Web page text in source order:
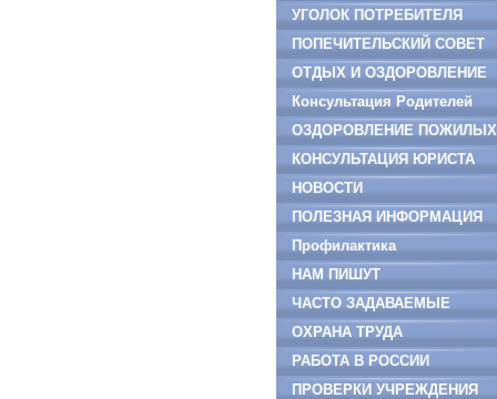
отделение
УГОЛОК ПОТРЕБИТЕЛЯ
ПОПЕЧИТЕЛЬСКИЙ СОВЕТ
ОТДЫХ И ОЗДОРОВЛЕНИЕ
ДЕТЕЙ
Консультация Родителей
ОЗДОРОВЛЕНИЕ ПОЖИЛЫХ
ГРАЖДАН
КОНСУЛЬТАЦИЯ ЮРИСТА
НОВОСТИ
ПОЛЕЗНАЯ ИНФОРМАЦИЯ
Профилактика
мошенничества
НАМ ПИШУТ
ЧАСТО ЗАДАВАЕМЫЕ
ВОПРОСЫ
ОХРАНА ТРУДА
РАБОТА В РОССИИ
ПРОВЕРКИ УЧРЕЖДЕНИЯ